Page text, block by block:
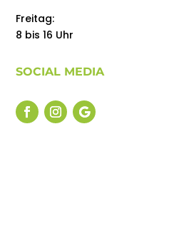
Freitag:
8 bis 16 Uhr
SOCIAL MEDIA